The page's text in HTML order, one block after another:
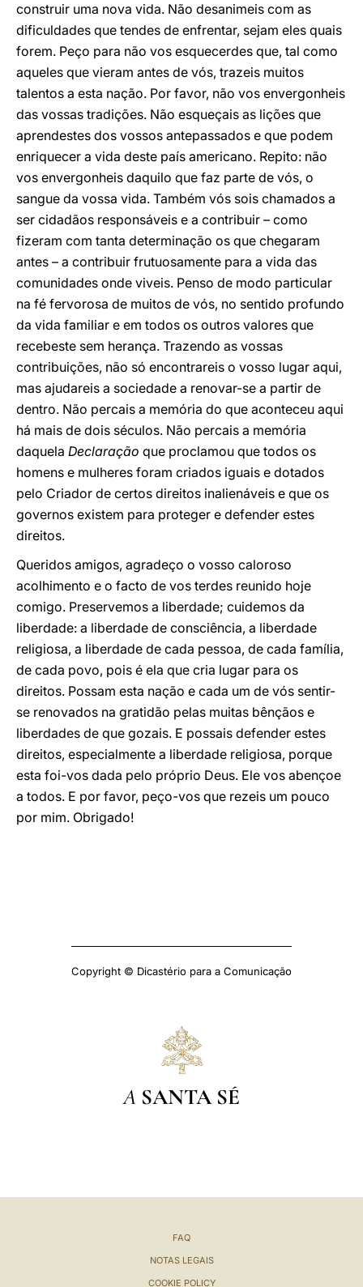
construir uma nova vida. Não desanimeis com as
dificuldades que tendes de enfrentar, sejam eles quais
forem. Peço para não vos esquecerdes que, tal como
aqueles que vieram antes de vós, trazeis muitos
talentos a esta nação. Por favor, não vos envergonheis
das vossas tradições. Não esqueçais as lições que
aprendestes dos vossos antepassados e que podem
enriquecer a vida deste país americano. Repito: não
vos envergonheis daquilo que faz parte de vós, o
sangue da vossa vida. Também vós sois chamados a
ser cidadãos responsáveis e a contribuir – como
fizeram com tanta determinação os que chegaram
antes – a contribuir frutuosamente para a vida das
comunidades onde viveis. Penso de modo particular
na fé fervorosa de muitos de vós, no sentido profundo
da vida familiar e em todos os outros valores que
recebeste sem herança. Trazendo as vossas
contribuições, não só encontrareis o vosso lugar aqui,
mas ajudareis a sociedade a renovar-se a partir de
dentro. Não percais a memória do que aconteceu aqui
há mais de dois séculos. Não percais a memória
daquela Declaração que proclamou que todos os
homens e mulheres foram criados iguais e dotados
pelo Criador de certos direitos inalienáveis e que os
governos existem para proteger e defender estes
direitos.
Queridos amigos, agradeço o vosso caloroso
acolhimento e o facto de vos terdes reunido hoje
comigo. Preservemos a liberdade; cuidemos da
liberdade: a liberdade de consciência, a liberdade
religiosa, a liberdade de cada pessoa, de cada família,
de cada povo, pois é ela que cria lugar para os
direitos. Possam esta nação e cada um de vós sentir-
se renovados na gratidão pelas muitas bênçãos e
liberdades de que gozais. E possais defender estes
direitos, especialmente a liberdade religiosa, porque
esta foi-vos dada pelo próprio Deus. Ele vos abençoe
a todos. E por favor, peço-vos que rezeis um pouco
por mim. Obrigado!
Copyright © Dicastério para a Comunicação
A SANTA SÉ
FAQ
NOTAS LEGAIS
COOKIE POLICY